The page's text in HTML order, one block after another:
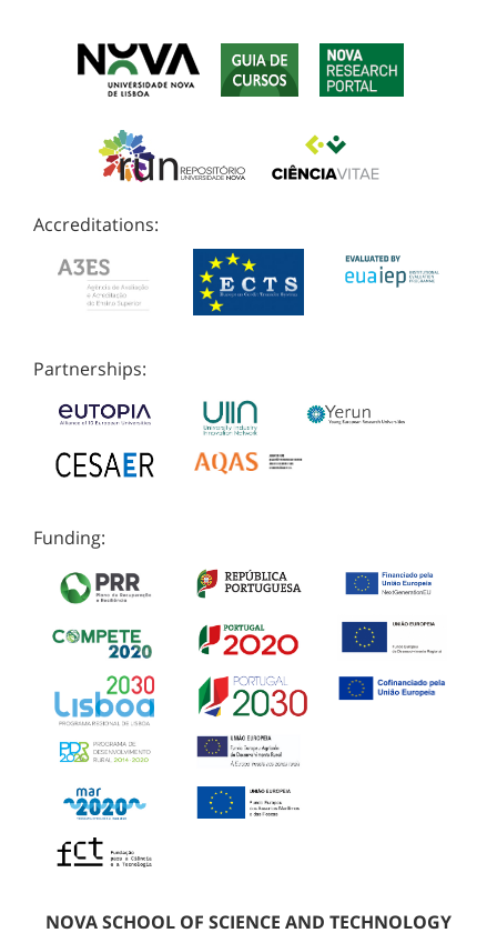
Accreditations:
Partnerships:
Funding:
NOVA SCHOOL OF SCIENCE AND TECHNOLOGY